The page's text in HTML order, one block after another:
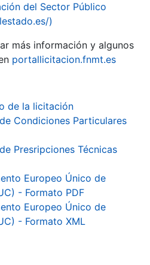
del Sector Público
)
más información y algunos
portallicitacion.fnmt.es
de la licitación
Condiciones Particulares
Presripciones Técnicas
Europeo Único de
- Formato PDF
Europeo Único de
- Formato XML